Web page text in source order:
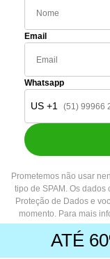
Email
Whatsapp
US +1
Prometemos não usar
tipo de SPAM. Os
Proteção de Dados e
momento. Para mais
ATÉ